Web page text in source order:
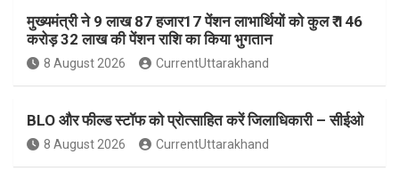
मुख्यमंत्री ने 9 लाख 87 हजार17 पेंशन लाभार्थियों को कुल ₹ 146
करोड़ 32 लाख की पेंशन राशि का किया भुगतान
8 August 2026 CurrentUttarakhand
BLO और फील्ड स्टॉफ को प्रोत्साहित करें जिलाधिकारी – सीईओ
8 August 2026 CurrentUttarakhand